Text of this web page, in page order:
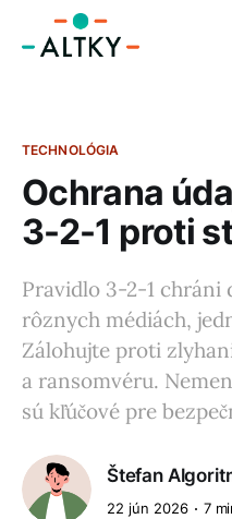
TECHNOLÓGIA
Ochrana
3-2-1 proti
Pravidlo 3-2-1 chráni
rôznych médiách,
Zálohujte proti
a ransomvéru.
sú kľúčové pre
Štefan
22 jún 2026 7